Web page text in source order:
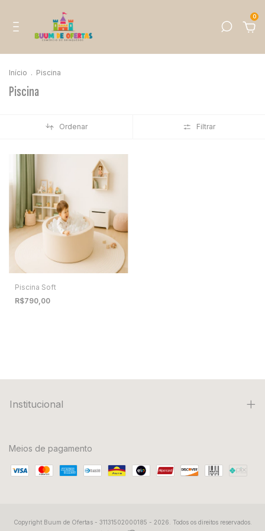
0
Início . Piscina
Piscina
Ordenar Filtrar
Piscina Soft
R$790,00
Institucional
Meios de pagamento
Copyright Buum de Ofertas - 31131502000185 - 2026. Todos os direitos reservados.